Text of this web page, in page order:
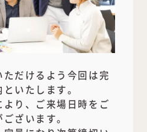
ただけるよう今回は完
いたします。
り、ご来場日時をご
ざいます。